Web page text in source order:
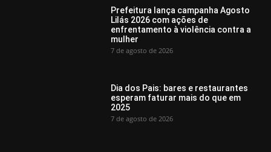
Prefeitura lança campanha Agosto
Lilás 2026 com ações de
enfrentamento à violência contra a
mulher
7 de agosto de 2026
Dia dos Pais: bares e restaurantes
esperam faturar mais do que em
2025
7 de agosto de 2026